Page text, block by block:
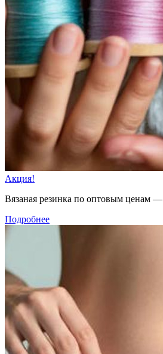
Акция!
Вязаная резинка по оптовым ценам —
Подробнее